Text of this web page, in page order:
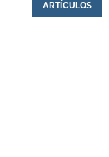
ARTÍCULOS